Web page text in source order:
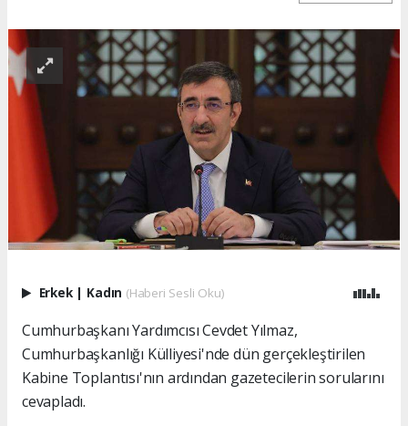
Erkek | Kadın (Haberi Sesli Oku)
Cumhurbaşkanı Yardımcısı Cevdet Yılmaz,
Cumhurbaşkanlığı Külliyesi'nde dün gerçekleştirilen
Kabine Toplantısı'nın ardından gazetecilerin sorularını
cevapladı.